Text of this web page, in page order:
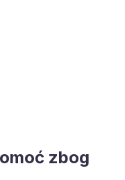
zbog